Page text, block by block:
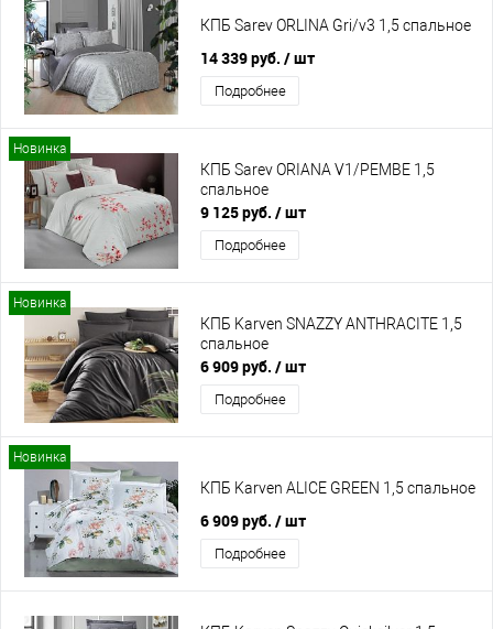
КПБ Sarev ORLINA Gri/v3 1,5 спальное
14 339 руб. / шт
Подробнее
Новинка
КПБ Sarev ORIANA V1/PEMBE 1,5
спальное
9 125 руб. / шт
Подробнее
Новинка
КПБ Karven SNAZZY ANTHRACITE 1,5
спальное
6 909 руб. / шт
Подробнее
Новинка
КПБ Karven ALICE GREEN 1,5 спальное
6 909 руб. / шт
Подробнее